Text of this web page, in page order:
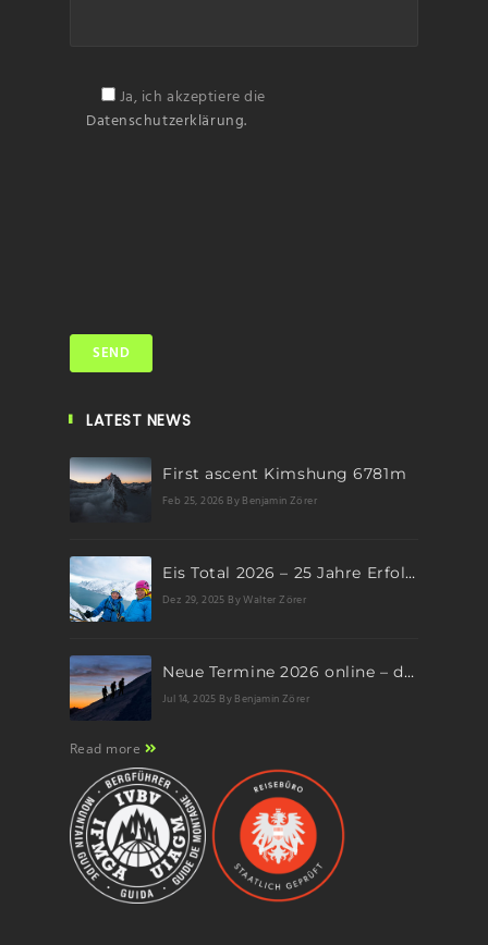
Ja, ich akzeptiere die
Datenschutzerklärung.
LATEST NEWS
First ascent Kimshung 6781m
Feb 25, 2026 By Benjamin Zörer
Eis Total 2026 – 25 Jahre Erfolgsgeschichte im steilen Eis
Dez 29, 2025 By Walter Zörer
Neue Termine 2026 online – dein nächstes Abenteuer wartet!
Jul 14, 2025 By Benjamin Zörer
Read more